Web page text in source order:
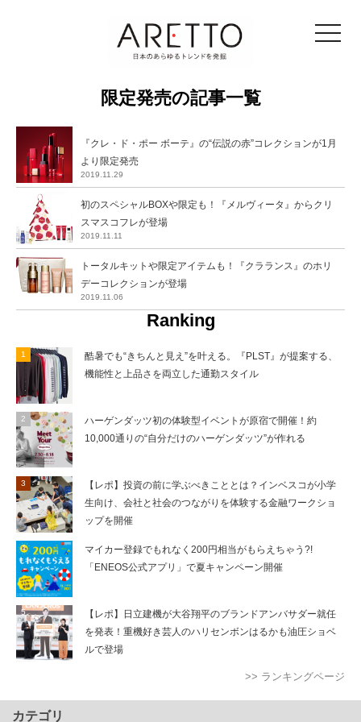
toggle
限定発売の記事一覧
『クレ・ド・ポー ボーテ』の“伝説の赤”コレクションが1月
より限定発売
2019.11.29
初のスペシャルBOXや限定も！『メルヴィータ』からクリ
スマスコフレが登場
2019.11.11
トータルキットや限定アイテムも！『クラランス』のホリ
デーコレクションが登場
2019.11.06
Ranking
酷暑でも“きちんと見え”を叶える。『PLST』が提案する、
機能性と上品さを両立した通勤スタイル
ハーゲンダッツ初の体験型イベントが原宿で開催！約
10,000通りの“自分だけのハーゲンダッツ”が作れる
【レポ】投資の前に学ぶべきこととは？インベスコが小学
生向け、会社と社会のつながりを体験する金融ワークショ
ップを開催
マイカー登録でもれなく200円相当がもらえちゃう?!
「ENEOS公式アプリ」で夏キャンペーン開催
【レポ】日立建機が大谷翔平のブランドアンバサダー就任
を発表！重機好き芸人のハリセンボンはるかも油圧ショベ
ルで登場
>> ランキングページ
カテゴリ